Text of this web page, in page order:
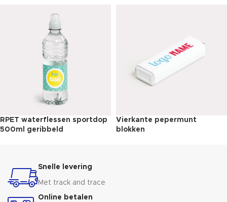
RPET waterflessen sportdop
500ml geribbeld
Vierkante pepermunt
blokken
Snelle levering
Met track and trace
Online betalen